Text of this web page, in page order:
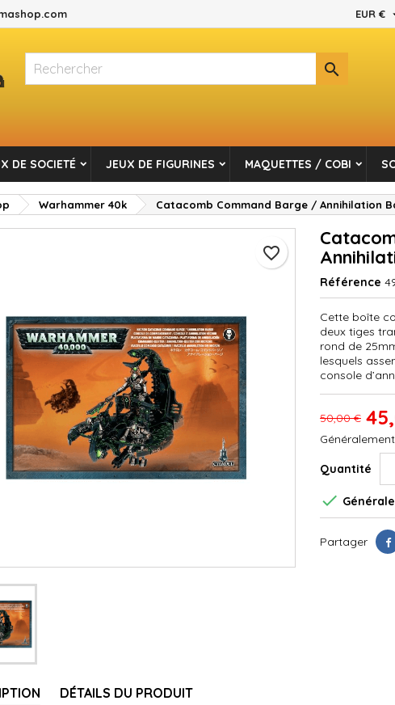
EUR €

DE SOCIETÉ JEUX DE FIGURINES MAQUETTES / COBI
Warhammer 40k Catacomb Command Barge / Annihilation
Référence
Cette boîte
deux tiges
rond de
lesquels
console
50,00 €
Quantité
favorite_border

Partager
DÉTAILS DU PRODUIT
Mes listes d'envies
Créer une nouvelle liste
Créer une liste d'envies
Connexion
devez être connecté pour ajouter des produits à votre liste d'envies.